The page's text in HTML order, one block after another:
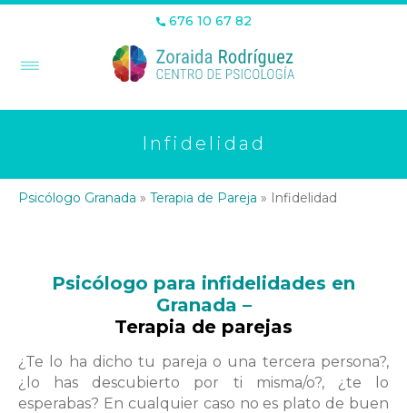
676 10 67 82
Infidelidad
Psicólogo Granada » Terapia de Pareja » Infidelidad
Psicólogo para infidelidades en
Granada –
Terapia de parejas
¿Te lo ha dicho tu pareja o una tercera persona?,
¿lo has descubierto por ti misma/o?, ¿te lo
esperabas? En cualquier caso no es plato de buen